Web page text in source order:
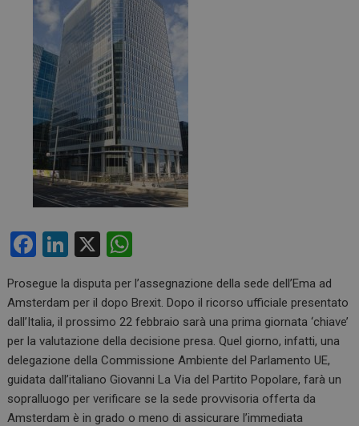
F
ce
b
o
o
k
Li
ke
dI
n
X
at
s
A
p
p
Prosegue la disputa per l’assegnazione della sede dell’Ema ad
Amsterdam per il dopo Brexit. Dopo il ricorso ufficiale presentato
dall’Italia, il prossimo 22 febbraio sarà una prima giornata ‘chiave’
per la valutazione della decisione presa. Quel giorno, infatti, una
delegazione della Commissione Ambiente del Parlamento UE,
guidata dall’italiano Giovanni La Via del Partito Popolare, farà un
sopralluogo per verificare se la sede provvisoria offerta da
Amsterdam è in grado o meno di assicurare l’immediata